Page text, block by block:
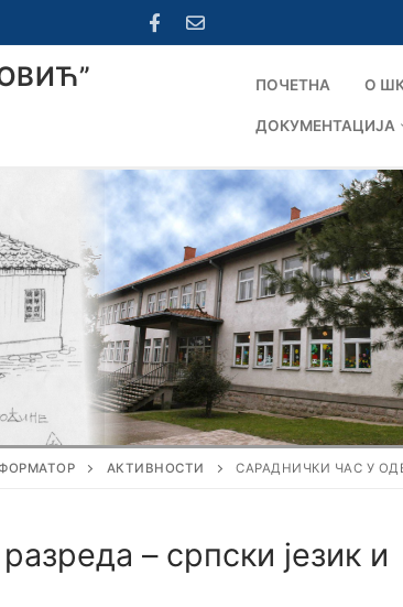
ПОЧЕТНА О
ДОКУМЕНТАЦИЈА
АКТИВНОСТИ САРАДНИЧКИ ЧАС У
– српски језик и